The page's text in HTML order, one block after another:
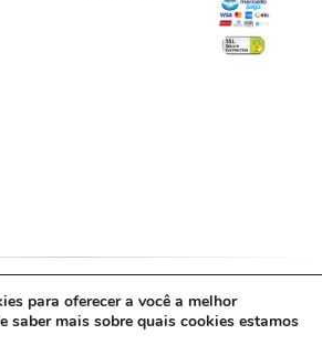
Política de Privacidade
para oferecer a você a melhor
saber mais sobre quais cookies estamos